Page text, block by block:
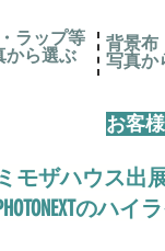
ラップ等
から選ぶ
背景布
写真か
お客
ミモザハウス出
のハ